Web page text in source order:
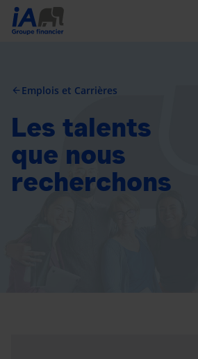
arrow_back Emplois et Carrières
Les talents
que nous
recherchons